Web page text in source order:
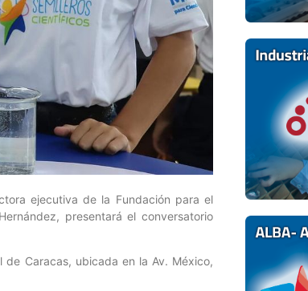
ejecutiva de la Fundación para el
presentará el conversatorio
Caracas, ubicada en la Av. México,